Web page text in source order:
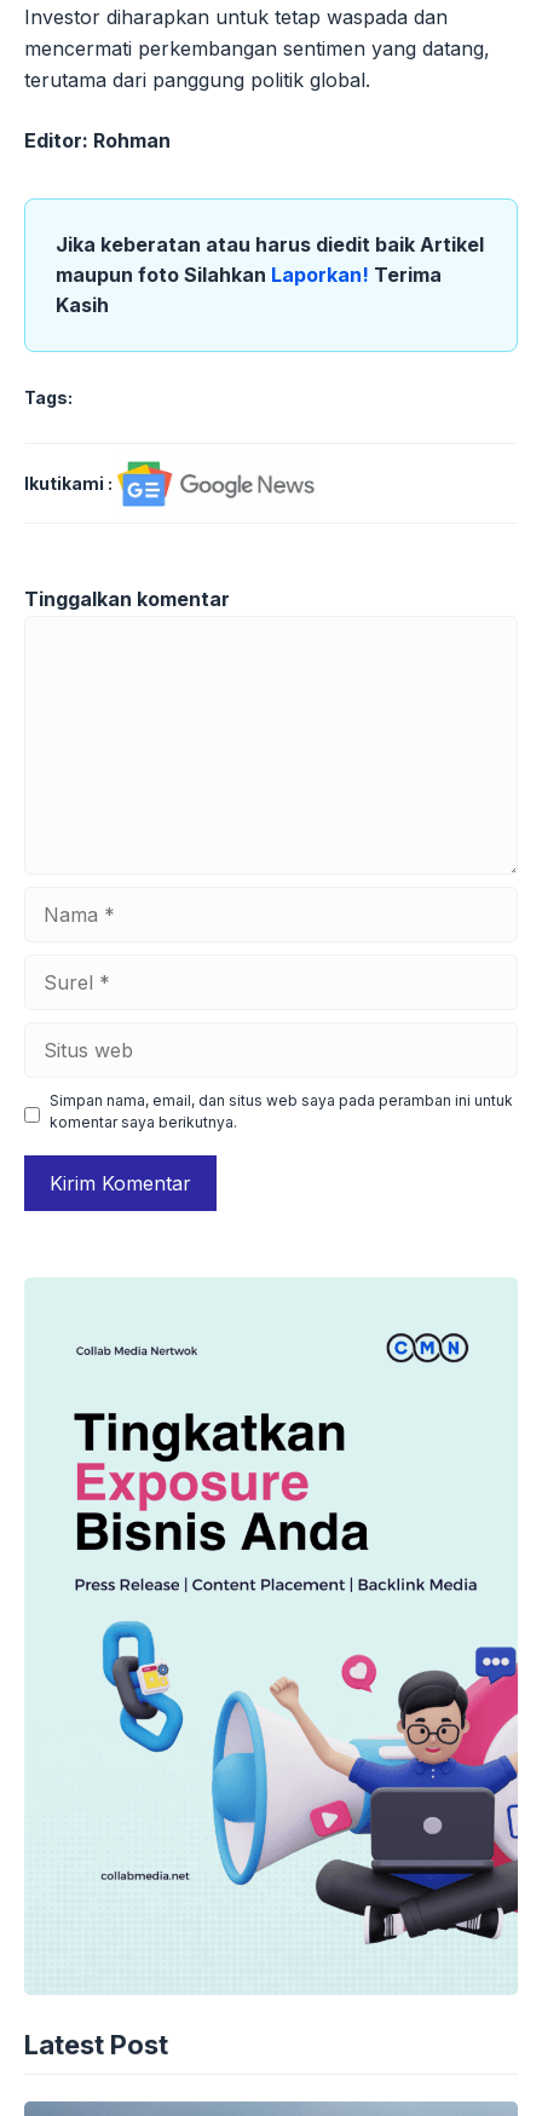
Investor diharapkan untuk tetap waspada dan
mencermati perkembangan sentimen yang datang,
terutama dari panggung politik global.
Editor: Rohman
Jika keberatan atau harus diedit baik Artikel
maupun foto Silahkan Laporkan! Terima
Kasih
Tags:
Ikutikami :
Tinggalkan komentar
web
Simpan nama, email, dan situs web saya pada peramban ini untuk
komentar saya berikutnya.
Latest Post